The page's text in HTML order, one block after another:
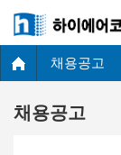
채용공고
채용공고